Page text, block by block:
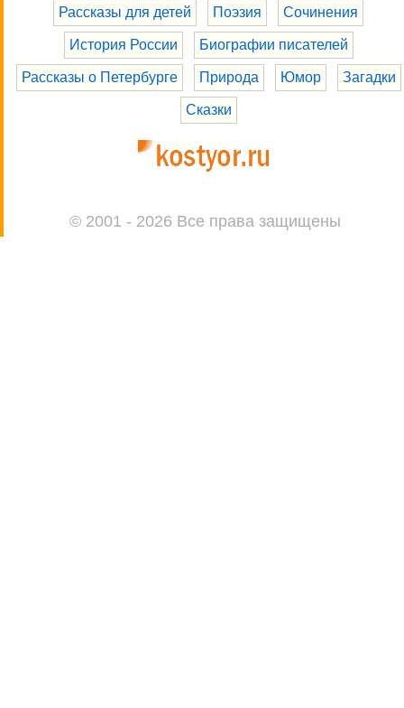
Рассказы для детей Поэзия Сочинения
История России Биографии писателей
Рассказы о Петербурге Природа Юмор Загадки
Сказки
© 2001 - 2026 Все права защищены